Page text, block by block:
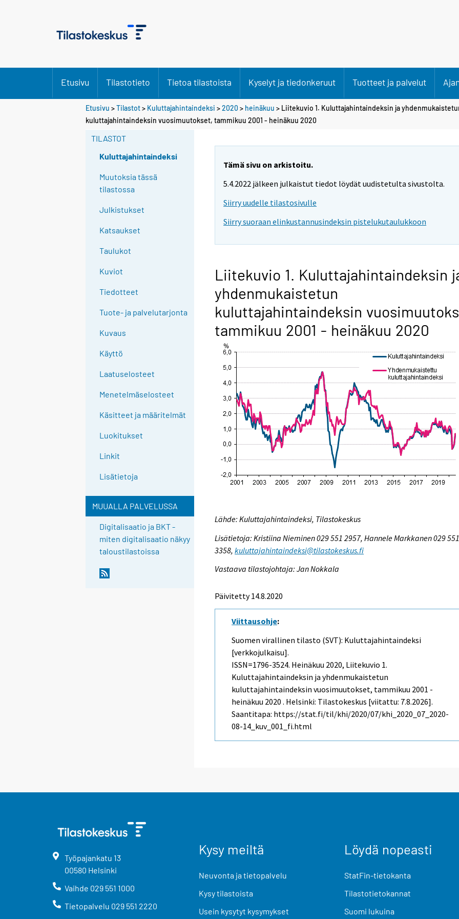
Etusivu Tilastotieto Tietoa tilastoista Kyselyt ja tiedonkeruut Tuotteet ja palvelut
Etusivu >Tilastot> Kuluttajahintaindeksi >2020 > heinäkuu > Liitekuvio 1. Kuluttajahintaindeksin ja
kuluttajahintaindeksin vuosimuutokset, tammikuu 2001 - heinäkuu 2020
TILASTOT
Kuluttajahintaindeksi
Muutoksia tässä
tilastossa
Julkistukset
Katsaukset
Taulukot
Kuviot
Tiedotteet
Tuote- ja palvelutarjonta
Kuvaus
Käyttö
Laatuselosteet
Menetelmäselosteet
Käsitteet ja määritelmät
Luokitukset
Linkit
Lisätietoja
MUUALLA PALVELUSSA
Digitalisaatio ja BKT -
miten digitalisaatio näkyy
taloustilastoissa
Tämä sivu on arkistoitu.
5.4.2022 jälkeen julkaistut tiedot löydät uudistetulta sivustolta.
Siirry uudelle tilastosivulle
Siirry suoraan elinkustannusindeksin pistelukutaulukkoon
Liitekuvio 1. Kuluttajahintaindeksin
yhdenmukaistetun
kuluttajahintaindeksin
tammikuu 2001 - heinäkuu 2020
Lähde: Kuluttajahintaindeksi, Tilastokeskus
Lisätietoja: Kristiina Nieminen 029 551 2957, Hannele Markkanen 029
3358,kuluttajahintaindeksi@tilastokeskus.fi
Vastaava tilastojohtaja: Jan Nokkala
Päivitetty 14.8.2020
Viittausohje:
Suomen virallinen tilasto (SVT): Kuluttajahintaindeksi
[verkkojulkaisu].
ISSN=1796-3524. Heinäkuu 2020, Liitekuvio 1.
Kuluttajahintaindeksin ja yhdenmukaistetun
kuluttajahintaindeksin vuosimuutokset, tammikuu 2001 -
heinäkuu 2020 . Helsinki: Tilastokeskus [viitattu: 7.8.2026].
Saantitapa: https://stat.fi/til/khi/2020/07/khi_2020_07_2020-
08-14_kuv_001_fi.html
Työpajankatu 13
00580 Helsinki
Vaihde 029 551 1000
Tietopalvelu 029 551 2220
Kysy meiltä
Neuvonta ja tietopalvelu
Kysy tilastoista
Usein kysytyt kysymykset
Löydä nopeasti
StatFin-tietokanta
Tilastotietokannat
Suomi lukuina